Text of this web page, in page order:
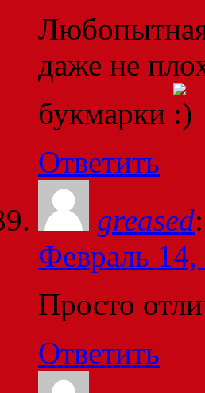
Любопытная
даже не
букмарки
Ответить
greased:
Февраль
Просто
Ответить